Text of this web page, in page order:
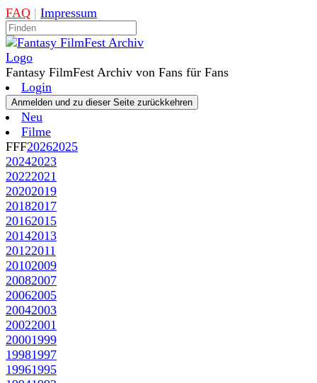
FAQ | Impressum
Fantasy FilmFest Archiv von Fans für Fans
Login
Neu
Filme
FFF20262025
20242023
20222021
20202019
20182017
20162015
20142013
20122011
20102009
20082007
20062005
20042003
20022001
20001999
19981997
19961995